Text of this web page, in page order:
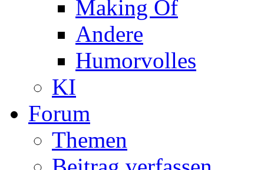
Making Of
Andere
Humorvolles
KI
Forum
Themen